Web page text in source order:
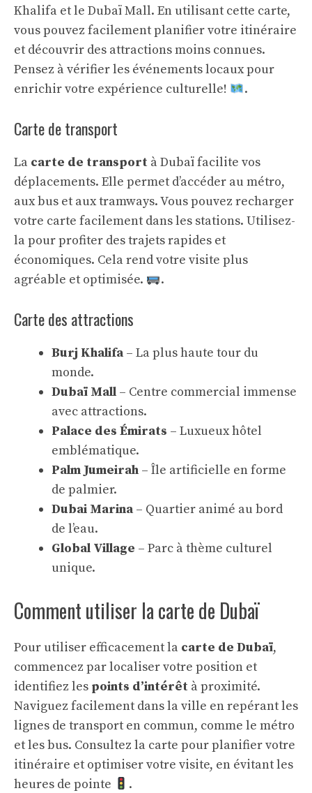
Khalifa et le Dubaï Mall. En utilisant cette carte,
vous pouvez facilement planifier votre itinéraire
et découvrir des attractions moins connues.
Pensez à vérifier les événements locaux pour
enrichir votre expérience culturelle!
.
Carte de transport
La carte de transport à Dubaï facilite vos
déplacements. Elle permet d’accéder au métro,
aux bus et aux tramways. Vous pouvez recharger
votre carte facilement dans les stations. Utilisez-
la pour profiter des trajets rapides et
économiques. Cela rend votre visite plus
agréable et optimisée.
.
Carte des attractions
Burj Khalifa – La plus haute tour du
monde.
Dubaï Mall – Centre commercial immense
avec attractions.
Palace des Émirats – Luxueux hôtel
emblématique.
Palm Jumeirah – Île artificielle en forme
de palmier.
Dubai Marina – Quartier animé au bord
de l’eau.
Global Village – Parc à thème culturel
unique.
Comment utiliser la carte de Dubaï
Pour utiliser efficacement la carte de Dubaï,
commencez par localiser votre position et
identifiez les points d’intérêt à proximité.
Naviguez facilement dans la ville en repérant les
lignes de transport en commun, comme le métro
et les bus. Consultez la carte pour planifier votre
itinéraire et optimiser votre visite, en évitant les
heures de pointe
.